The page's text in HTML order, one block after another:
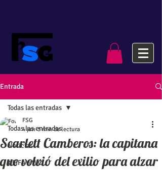
Entrada
Todas las entradas
Noticias
#FIFAWWC
Todas las entradas
Scarlett Camberos: la capitana
que volvió del exilio para alzar
FSG
4 jun 3 min de lectura